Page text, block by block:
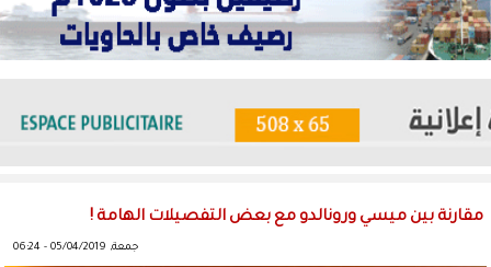
مقارنة بين ميسي ورونالدو مع بعض التفصيلات الهامة !
جمعة, 05/04/2019 - 06:24